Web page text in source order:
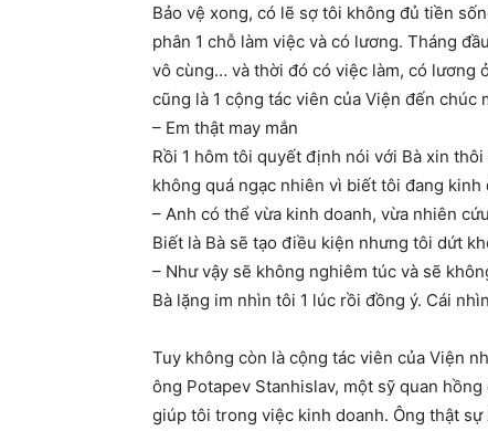
Bảo vệ xong, có lẽ sợ tôi không đủ tiền
phân 1 chỗ làm việc và có lương. Tháng
vô cùng… và thời đó có việc làm, có lương
cũng là 1 cộng tác viên của Viện đến chúc
– Em thật may mắn
Rồi 1 hôm tôi quyết định nói với Bà xin
không quá ngạc nhiên vì biết tôi đang kinh
– Anh có thể vừa kinh doanh, vừa nhiên
Biết là Bà sẽ tạo điều kiện nhưng tôi dứt
– Như vậy sẽ không nghiêm túc và sẽ
Bà lặng im nhìn tôi 1 lúc rồi đồng ý. Cái
Tuy không còn là cộng tác viên của Viện
ông Potapev Stanhislav, một sỹ quan
giúp tôi trong việc kinh doanh. Ông thật